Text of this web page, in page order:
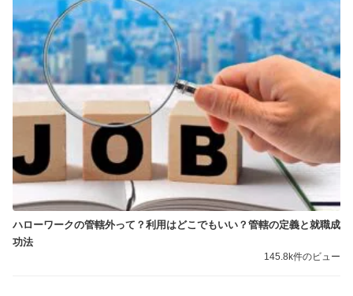
ハローワークの管轄外って？利用はどこでもいい？管轄の定義と就職成
功法
145.8k件のビュー